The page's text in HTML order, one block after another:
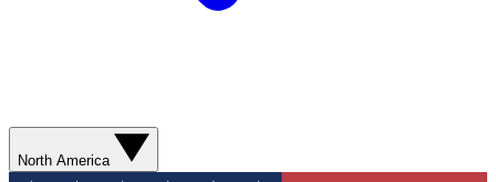
North America